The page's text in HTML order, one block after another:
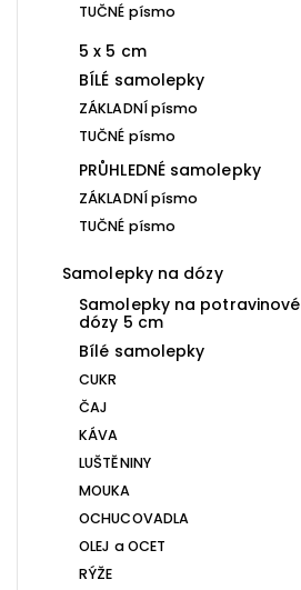
TUČNÉ písmo
5 x 5 cm
BÍLÉ samolepky
ZÁKLADNÍ písmo
TUČNÉ písmo
PRŮHLEDNÉ samolepky
ZÁKLADNÍ písmo
TUČNÉ písmo
Samolepky na dózy
Samolepky na potravinové
dózy 5 cm
Bílé samolepky
CUKR
ČAJ
KÁVA
LUŠTĚNINY
MOUKA
OCHUCOVADLA
OLEJ a OCET
RÝŽE